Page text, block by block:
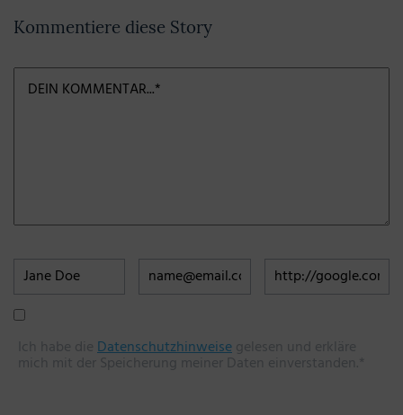
Kommentiere diese Story
Ich habe dieDatenschutzhinweisegelesen und erkläre
mich mit der Speicherung meiner Daten einverstanden.*